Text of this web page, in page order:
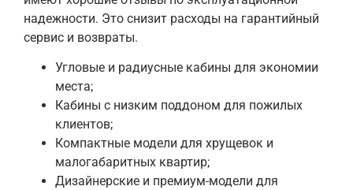
надежности. Это снизит расходы на гарантийный
сервис и возвраты.
Угловые и радиусные кабины для экономии
места;
Кабины с низким поддоном для пожилых
клиентов;
Компактные модели для хрущевок и
малогабаритных квартир;
Дизайнерские и премиум-модели для